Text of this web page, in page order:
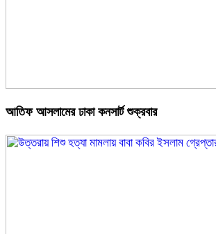
আতিফ আসলামের ঢাকা কনসার্ট শুক্রবার